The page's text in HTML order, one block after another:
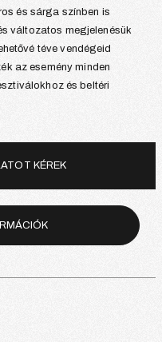
és sárga színben is
változatos megjelenésük
téve vendégeid
az esemény minden
és beltéri
KÉREK